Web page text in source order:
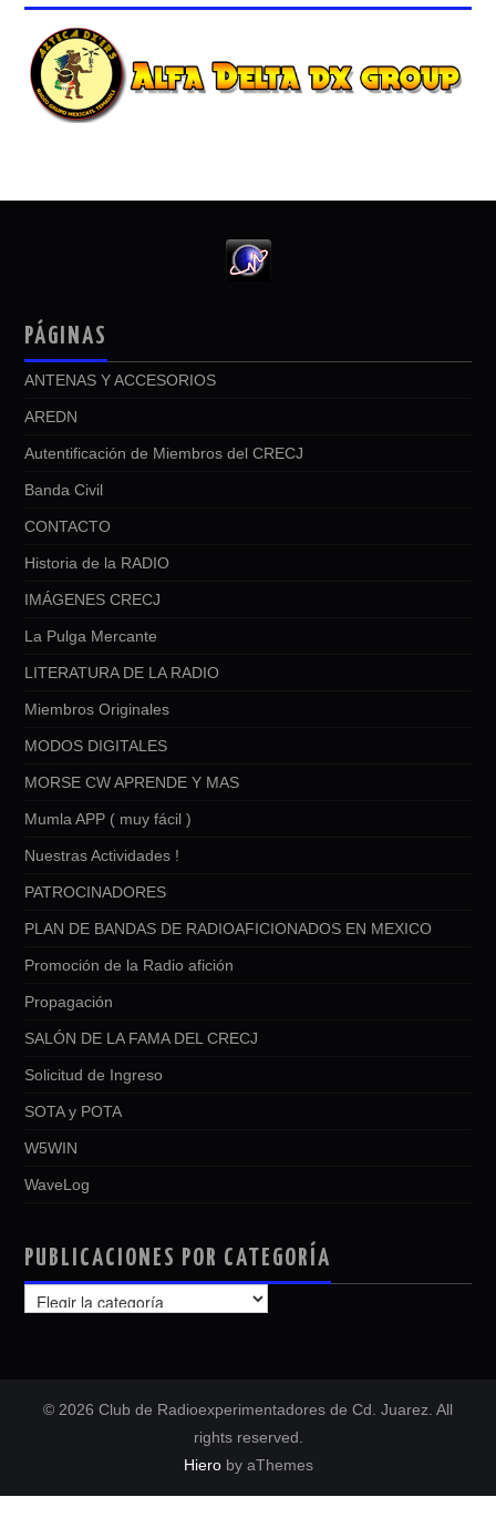
PÁGINAS
ANTENAS Y ACCESORIOS
AREDN
Autentificación de Miembros del CRECJ
Banda Civil
CONTACTO
Historia de la RADIO
IMÁGENES CRECJ
La Pulga Mercante
LITERATURA DE LA RADIO
Miembros Originales
MODOS DIGITALES
MORSE CW APRENDE Y MAS
Mumla APP ( muy fácil )
Nuestras Actividades !
PATROCINADORES
PLAN DE BANDAS DE RADIOAFICIONADOS EN MEXICO
Promoción de la Radio afición
Propagación
SALÓN DE LA FAMA DEL CRECJ
Solicitud de Ingreso
SOTA y POTA
W5WIN
WaveLog
PUBLICACIONES POR CATEGORÍA
PUBLICACIONES
POR
© 2026 Club de Radioexperimentadores de Cd. Juarez. All
rights reserved.
Hieroby aThemes